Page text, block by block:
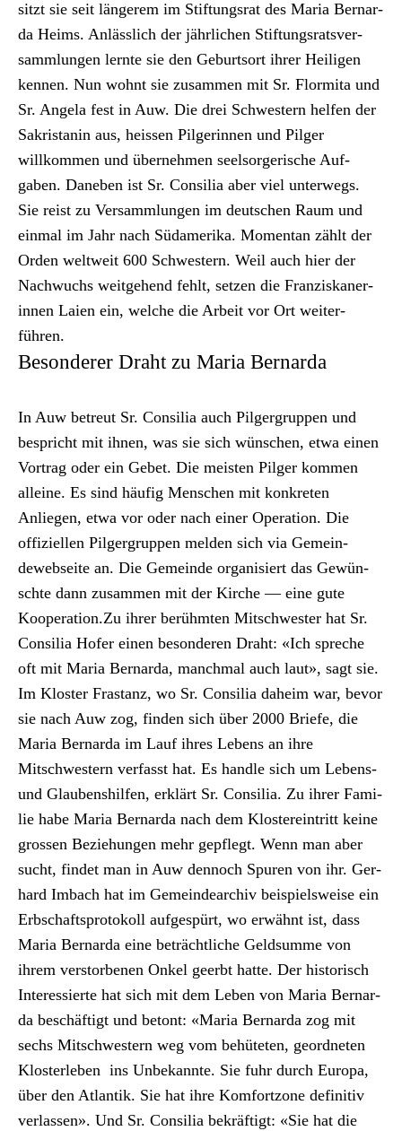
sitzt sie seit län­gerem im Stiftungsrat des Maria Bernar­
da Heims. Anlässlich der jährlichen Stiftungsratsver­
samm­lun­gen lernte sie den Geburt­sort ihrer Heili­gen
ken­nen. Nun wohnt sie zusam­men mit Sr. Flor­mi­ta und
Sr. Angela fest in Auw. Die drei Schwest­ern helfen der
Sakris­tanin aus, heis­sen Pil­gerin­nen und Pil­ger
willkom­men und übernehmen seel­sorg­erische Auf­
gaben. Daneben ist Sr. Con­sil­ia aber viel unter­wegs.
Sie reist zu Ver­samm­lun­gen im deutschen Raum und
ein­mal im Jahr nach Südameri­ka. Momen­tan zählt der
Orden weltweit 600 Schwest­ern. Weil auch hier der
Nach­wuchs weit­ge­hend fehlt, set­zen die Franziskaner­
in­nen Laien ein, welche die Arbeit vor Ort weit­er­
führen.
Besonderer Draht zu Maria Bernarda
In Auw betreut Sr. Con­sil­ia auch Pil­ger­grup­pen und
bespricht mit ihnen, was sie sich wün­schen, etwa einen
Vor­trag oder ein Gebet. Die meis­ten Pil­ger kom­men
alleine. Es sind häu­fig Men­schen mit konkreten
Anliegen, etwa vor oder nach ein­er Oper­a­tion. Die
offiziellen Pil­ger­grup­pen melden sich via Gemein­
deweb­seite an. Die Gemeinde organ­isiert das Gewün­
schte dann zusam­men mit der Kirche — eine gute
Koop­er­a­tion.Zu ihrer berühmten Mitschwest­er hat Sr.
Con­sil­ia Hofer einen beson­deren Draht: «Ich spreche
oft mit Maria Bernar­da, manch­mal auch laut», sagt sie.
Im Kloster Fras­tanz, wo Sr. Con­sil­ia daheim war, bevor
sie nach Auw zog, find­en sich über 2000 Briefe, die
Maria Bernar­da im Lauf ihres Lebens an ihre
Mitschwest­ern ver­fasst hat. Es han­dle sich um Lebens-
und Glauben­shil­fen, erk­lärt Sr. Con­sil­ia. Zu ihrer Fam­i­
lie habe Maria Bernar­da nach dem Klostere­in­tritt keine
grossen Beziehun­gen mehr gepflegt. Wenn man aber
sucht, find­et man in Auw den­noch Spuren von ihr. Ger­
hard Imbach hat im Gemein­dearchiv beispiel­sweise ein
Erb­schaft­spro­tokoll aufge­spürt, wo erwäh­nt ist, dass
Maria Bernar­da eine beträchtliche Geld­summe von
ihrem ver­stor­be­nen Onkel geerbt hat­te. Der his­torisch
Inter­essierte hat sich mit dem Leben von Maria Bernar­
da beschäftigt und betont: «Maria Bernar­da zog mit
sechs Mitschwest­ern weg vom behüteten, geord­neten
Kloster­leben ins Unbekan­nte. Sie fuhr durch Europa,
über den Atlantik. Sie hat ihre Kom­fort­zone defin­i­tiv
ver­lassen». Und Sr. Con­sil­ia bekräftigt: «Sie hat die